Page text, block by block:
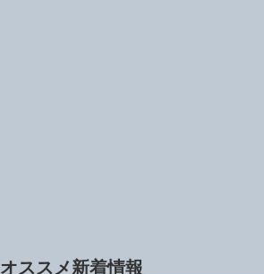
オススメ新着情報